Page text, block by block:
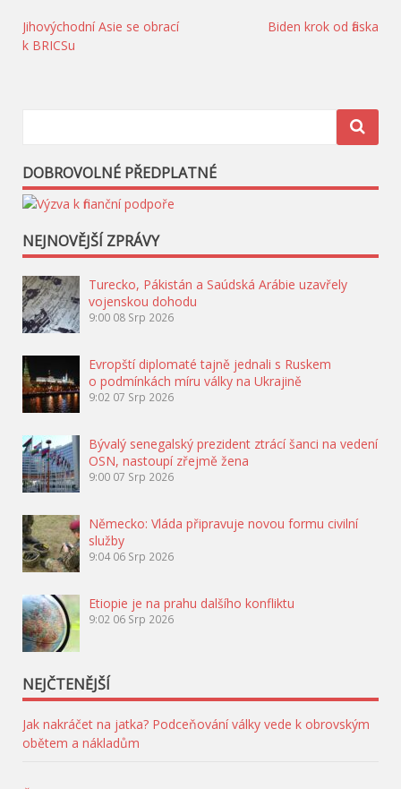
Navigace
pro
Jihovýchodní Asie se obrací
k BRICSu
Biden krok od fiaska
DOBROVOLNÉ PŘEDPLATNÉ
NEJNOVĚJŠÍ ZPRÁVY
Turecko, Pákistán a Saúdská Arábie uzavřely
vojenskou dohodu
9:00 08 Srp 2026
Evropští diplomaté tajně jednali s Ruskem
o podmínkách míru války na Ukrajině
9:02 07 Srp 2026
Bývalý senegalský prezident ztrácí šanci na vedení
OSN, nastoupí zřejmě žena
9:00 07 Srp 2026
Německo: Vláda připravuje novou formu civilní
služby
9:04 06 Srp 2026
Etiopie je na prahu dalšího konfliktu
9:02 06 Srp 2026
NEJČTENĚJŠÍ
Jak nakráčet na jatka? Podceňování války vede k obrovským
obětem a nákladům